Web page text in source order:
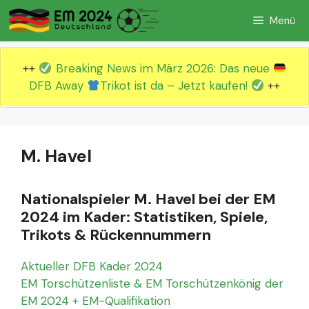
Zum
Inhalt
springen
Menü
++
Breaking News im März 2026: Das neue
DFB Away
Trikot ist da – Jetzt kaufen! ++
M. Havel
Nationalspieler M. Havel bei der EM
2024 im Kader: Statistiken, Spiele,
Trikots & Rückennummern
Aktueller DFB Kader 2024
EM Torschützenliste & EM Torschützenkönig der
EM 2024 + EM-Qualifikation